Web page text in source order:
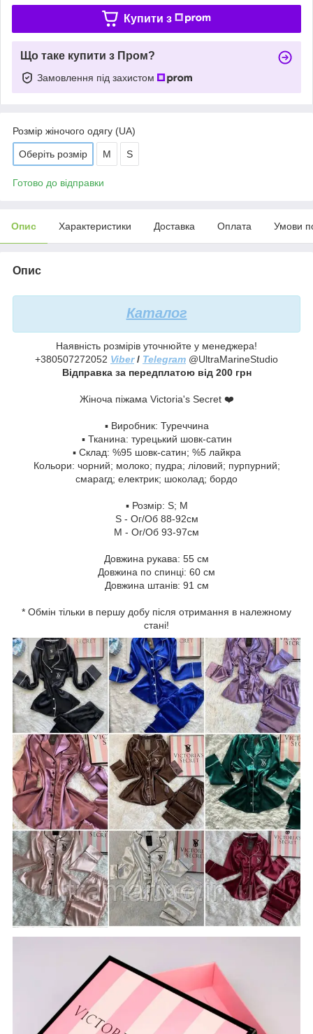
Купити з
Що таке купити з Пром?
Замовлення під захистом
Розмір жіночого одягу (UA)
Оберіть розмір М S
Готово до відправки
Опис Характеристики Доставка Оплата Умови
Опис
Каталог
Наявність розмірів уточнюйте у менеджера!
+380507272052 Viber/ Telegram @UltraMarineStudio
Відправка за передплатою від 200 грн
Жіноча піжама Victoria's Secret ❤️
▪️ Виробник: Туреччина
▪️ Тканина: турецький шовк-сатин
▪️ Склад: %95 шовк-сатин; %5 лайкра
Кольори: чорний; молоко; пудра; ліловий; пурпурний;
смарагд; електрик; шоколад; бордо
▪️ Розмір: S; M
S - Ог/Об 88-92см
М - Ог/Об 93-97см
Довжина рукава: 55 см
Довжина по спинці: 60 см
Довжина штанів: 91 см
* Обмін тільки в першу добу після отримання в належному
стані!